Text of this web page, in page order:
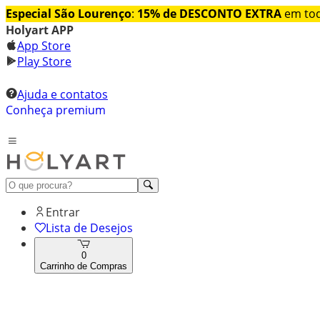
Especial São Lourenço: 15% de DESCONTO EXTRA em
Holyart APP
App Store
Play Store
Ajuda e contatos
Conheça premium
Entrar
Lista de Desejos
0
Carrinho de Compras